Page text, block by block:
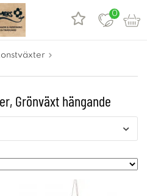
0
Grönväxt hängande